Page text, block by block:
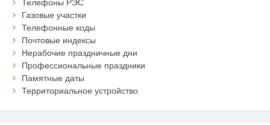
Телефоны РЭС
Газовые участки
Телефонные коды
Почтовые индексы
Нерабочие праздничные дни
Профессиональные праздники
Памятные даты
Территориальное устройство